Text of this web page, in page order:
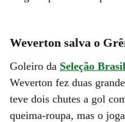
Weverton salva o
Goleiro da Seleção
Weverton fez duas
teve dois chutes a gol
queima-roupa, mas o